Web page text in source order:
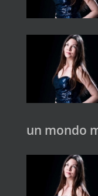
un mondo